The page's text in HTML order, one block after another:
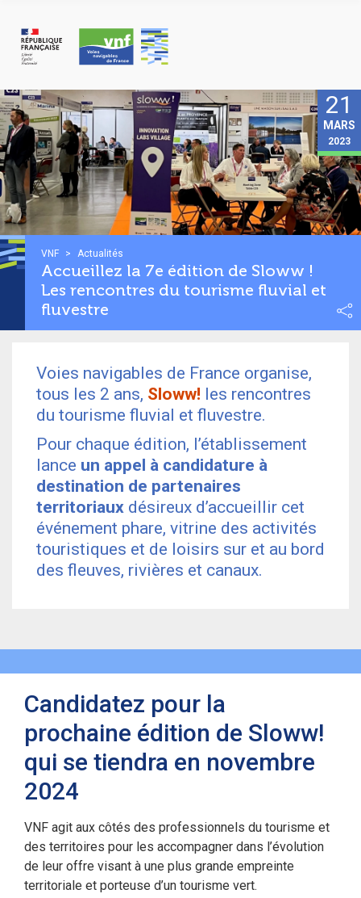
21
MARS
2023
VNF > Actualités
Accueillez la 7e édition de Sloww !
Les rencontres du tourisme fluvial et
fluvestre
Voies navigables de France organise,
tous les 2 ans, Sloww! les rencontres
du tourisme fluvial et fluvestre.
Pour chaque édition, l’établissement
lance un appel à candidature à
destination de partenaires
territoriaux désireux d’accueillir cet
événement phare, vitrine des activités
touristiques et de loisirs sur et au bord
des fleuves, rivières et canaux.
Candidatez pour la
prochaine édition de Sloww!
qui se tiendra en novembre
2024
VNF agit aux côtés des professionnels du tourisme et
des territoires pour les accompagner dans l’évolution
de leur offre visant à une plus grande empreinte
territoriale et porteuse d’un tourisme vert.